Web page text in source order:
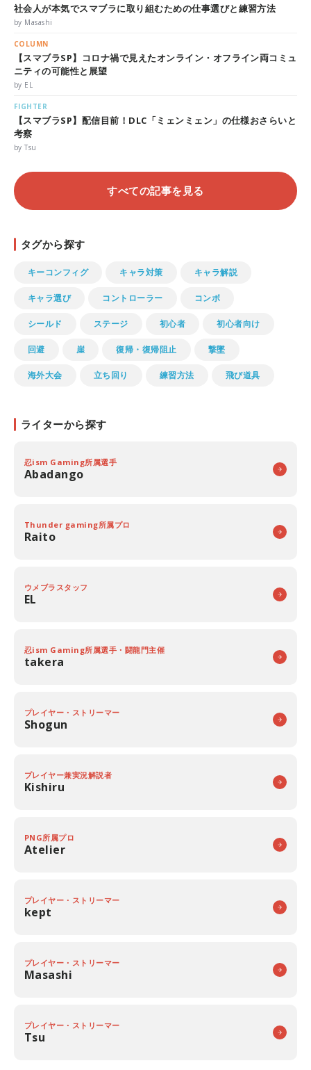
社会人が本気でスマブラに取り組むための仕事選びと練習方法
by Masashi
COLUMN
【スマブラSP】コロナ禍で見えたオンライン・オフライン両コミュ
ニティの可能性と展望
by EL
FIGHTER
【スマブラSP】配信目前！DLC「ミェンミェン」の仕様おさらいと
考察
by Tsu
すべての記事を見る
タグから探す
キーコンフィグ キャラ対策 キャラ解説
キャラ選び コントローラー コンボ
シールド ステージ 初心者 初心者向け
回避 崖 復帰・復帰阻止 撃墜
海外大会 立ち回り 練習方法 飛び道具
ライターから探す
忍ism Gaming所属選手
Abadango
Thunder gaming所属プロ
Raito
ウメブラスタッフ
EL
忍ism Gaming所属選手・闘龍門主催
takera
プレイヤー・ストリーマー
Shogun
プレイヤー兼実況解説者
Kishiru
PNG所属プロ
Atelier
プレイヤー・ストリーマー
kept
プレイヤー・ストリーマー
Masashi
プレイヤー・ストリーマー
Tsu